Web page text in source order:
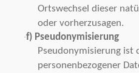
Ortswechsel dieser
oder vorherzusagen.
·f) Pseudonymisierung
Pseudonymisierung ist
personenbezogener